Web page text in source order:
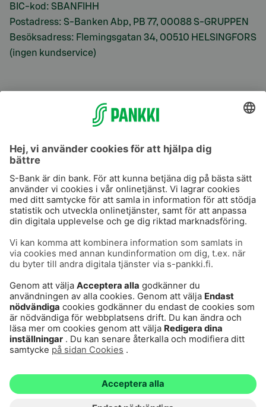
BIC-kod: SBANFIHH
Postadress: S-Banken Abp, PB 77, 00088 S-GRUPPEN
Besöksadress: Flemingsgatan 34, 00510 HELSINGFORS
(ingen kundservice)
S-Prime
Användarvillkor
Dataskydd
Cookies
Tillgänglighetsutlåtande